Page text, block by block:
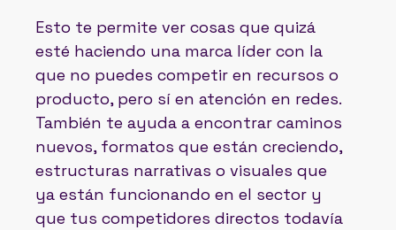
Esto te permite ver cosas que quizá
esté haciendo una marca líder con la
que no puedes competir en recursos o
producto, pero sí en atención en redes.
También te ayuda a encontrar caminos
nuevos, formatos que están creciendo,
estructuras narrativas o visuales que
ya están funcionando en el sector y
que tus competidores directos todavía